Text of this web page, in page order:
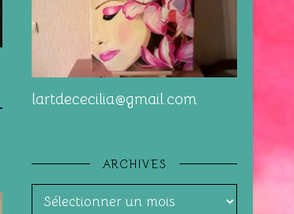
lartdececilia@gmail.com
ARCHIVES
Archives